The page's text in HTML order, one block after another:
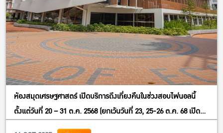
ห้องสมุดเศรษฐศาสตร์ เปิดบริการถึงเที่ยงคืนในช่วงสอบไฟนอลนี้
ตั้งแต่วันที่ 20 – 31 ต.ค. 2568 (ยกเว้นวันที่ 23, 25-26 ต.ค. 68 เปิด
09:30 – 20:30 น.)นิสิตสามารถใช้บริการพื้นที่อ่านหนังสือ พื้นที่ทำงาน